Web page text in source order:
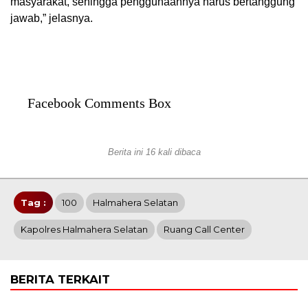
jawab,” jelasnya.
Facebook Comments Box
Berita ini 16 kali dibaca
Tag : 100 Halmahera Selatan
Kapolres Halmahera Selatan Ruang Call Center
BERITA TERKAIT